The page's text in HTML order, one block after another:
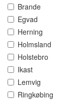
Brande
Egvad
Herning
Holmsland
Holstebro
Ikast
Lemvig
Ringkøbing